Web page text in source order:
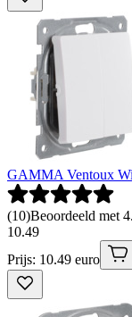
GAMMA Ventoux
(10)Beoordeeld met
10.49
Prijs: 10.49 euro